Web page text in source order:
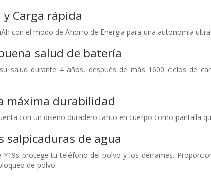
Carga rápida
con el modo de Ahorro de Energía para una autonomía
salud de batería
salud durante 4 años, después de más 1600 ciclos de
máxima durabilidad
con un diseño duradero tanto en cuerpo como pantalla
salpicaduras de agua
protege tu teléfono del polvo y los derrames.
de polvo.